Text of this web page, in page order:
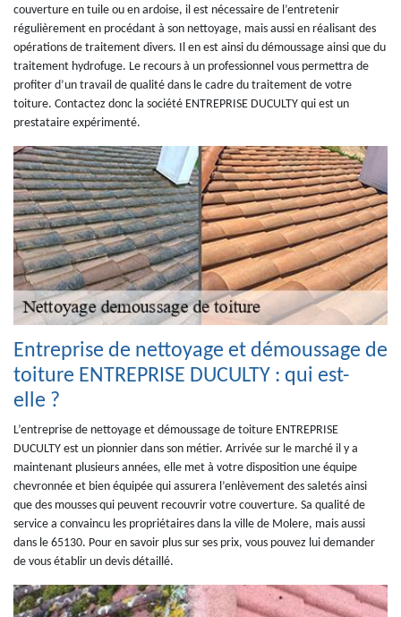
couverture en tuile ou en ardoise, il est nécessaire de l’entretenir
régulièrement en procédant à son nettoyage, mais aussi en réalisant des
opérations de traitement divers. Il en est ainsi du démoussage ainsi que du
traitement hydrofuge. Le recours à un professionnel vous permettra de
profiter d’un travail de qualité dans le cadre du traitement de votre
toiture. Contactez donc la société ENTREPRISE DUCULTY qui est un
prestataire expérimenté.
Entreprise de nettoyage et démoussage de
toiture ENTREPRISE DUCULTY : qui est-
elle ?
L’entreprise de nettoyage et démoussage de toiture ENTREPRISE
DUCULTY est un pionnier dans son métier. Arrivée sur le marché il y a
maintenant plusieurs années, elle met à votre disposition une équipe
chevronnée et bien équipée qui assurera l’enlèvement des saletés ainsi
que des mousses qui peuvent recouvrir votre couverture. Sa qualité de
service a convaincu les propriétaires dans la ville de Molere, mais aussi
dans le 65130. Pour en savoir plus sur ses prix, vous pouvez lui demander
de vous établir un devis détaillé.